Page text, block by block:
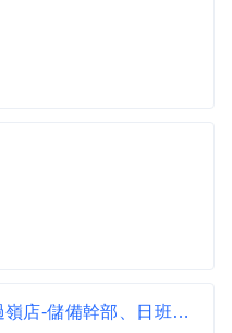
門市人員-Teas原味中壢市過嶺店-儲備幹部、日班計時人員